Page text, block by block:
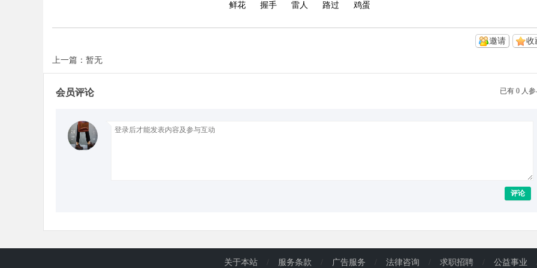
鲜花 握手 雷人 路过 鸡蛋
收
邀请
上一篇：暂无
已有 0 人
会员评论
评论
关于本站 / 服务条款 / 广告服务 / 法律咨询 / 求职招聘 / 公益事业